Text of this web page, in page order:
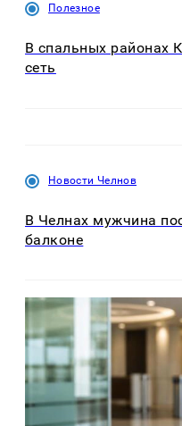
Полезное
В спальных районах
сеть
Новости Челнов
В Челнах мужчина
балконе